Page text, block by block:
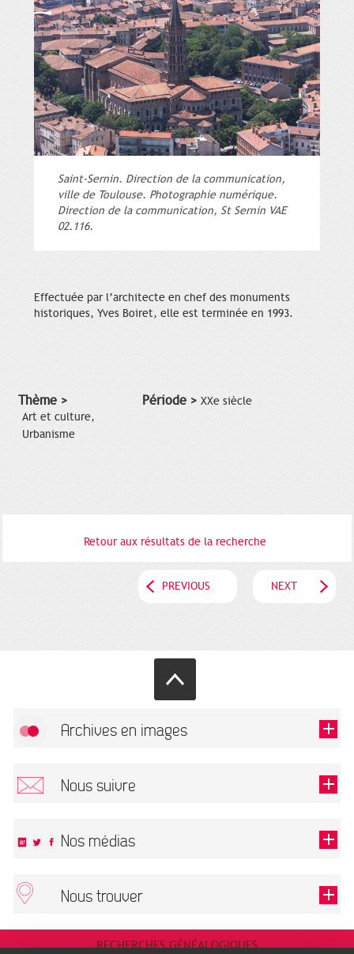
Saint-Sernin. Direction de la communication,
ville de Toulouse. Photographie numérique.
Direction de la communication, St Sernin VAE
02.116.
Effectuée par l’architecte en chef des monuments
historiques, Yves Boiret, elle est terminée en 1993.
Thème >
Art et culture,
Urbanisme
Période > XXe siècle
Retour aux résultats de la recherche
PREVIOUS NEXT
Archives en images
Nous suivre
This field is required.
Nos médias
Nous trouver
ARCHIVES MUNICIPALES
RECHERCHES GÉNÉALOGIQUES